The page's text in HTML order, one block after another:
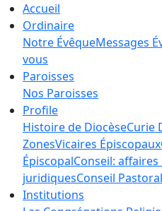
Accueil
Ordinaire
Notre ÉvêqueMessages
vous
Paroisses
Nos Paroisses
Profile
Histoire de DiocèseCurie
ZonesVicaires Épiscopaux
ÉpiscopalConseil:
juridiquesConseil Pastoral
Institutions